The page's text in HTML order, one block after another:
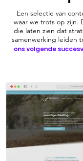
Een selectie van
waar we trots op zijn.
die laten zien dat
samenwerking leiden
ons volgende